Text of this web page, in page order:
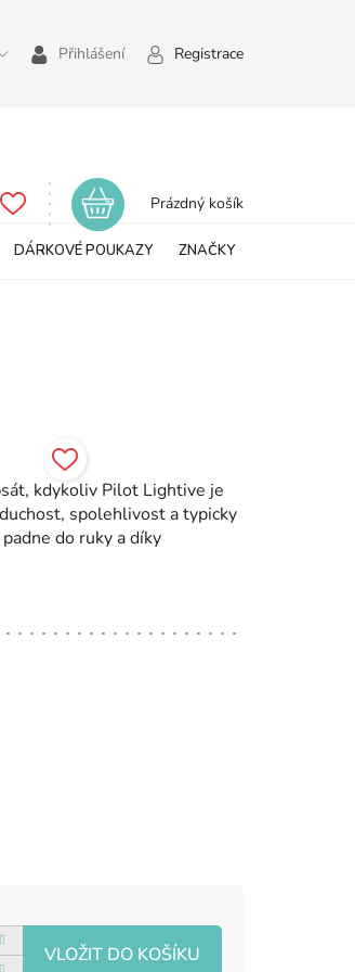
Přihlášení Registrace
Nákupní
Prázdný košík
DÁRKOVÉ POUKAZY ZNAČKY
kdykoliv Pilot Lightive je
spolehlivost a typicky
do ruky a díky